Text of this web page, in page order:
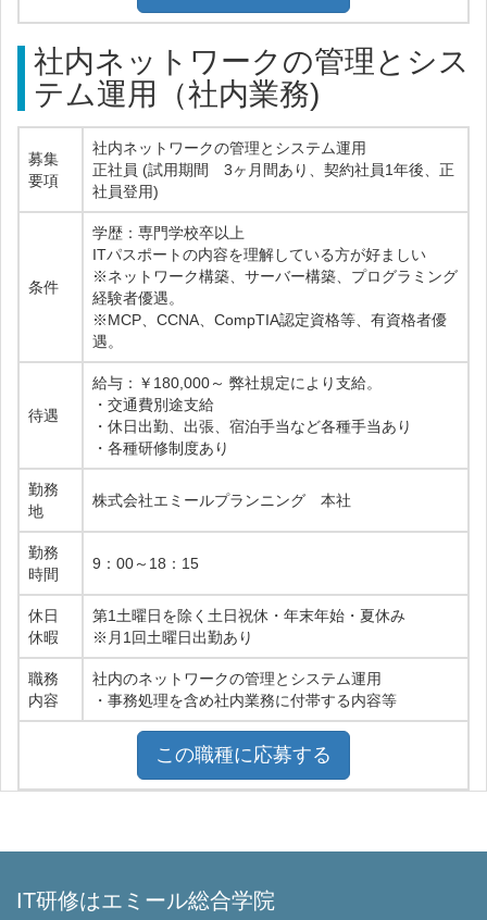
社内ネットワークの管理とシス
テム運用（社内業務)
募集
要項
社内ネットワークの管理とシステム運用
正社員 (試用期間 3ヶ月間あり、契約社員1年後、正
社員登用)
条件
学歴：専門学校卒以上
ITパスポートの内容を理解している方が好ましい
※ネットワーク構築、サーバー構築、プログラミング
経験者優遇。
※MCP、CCNA、CompTIA認定資格等、有資格者優
遇。
待遇
給与：￥180,000～ 弊社規定により支給。
・交通費別途支給
・休日出勤、出張、宿泊手当など各種手当あり
・各種研修制度あり
勤務
地
株式会社エミールプランニング 本社
勤務
時間
9：00～18：15
休日
休暇
第1土曜日を除く土日祝休・年末年始・夏休み
※月1回土曜日出勤あり
職務
内容
社内のネットワークの管理とシステム運用
・事務処理を含め社内業務に付帯する内容等
この職種に応募する
IT研修はエミール総合学院